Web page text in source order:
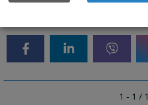
1 - 1 / 1